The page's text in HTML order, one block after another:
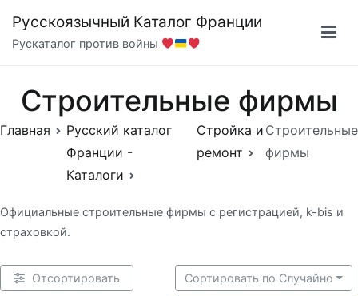
содержимому
Русскоязычный Каталог Франции
Рускаталог против войны
Строительные фирмы
Главная
Русский каталог
Франции -
Каталоги
Стройка и
ремонт
Строительные
фирмы
Официальные строительные фирмы с регистрацией, k-bis и
страховкой.
Отсортировать Сортировать по Случайно